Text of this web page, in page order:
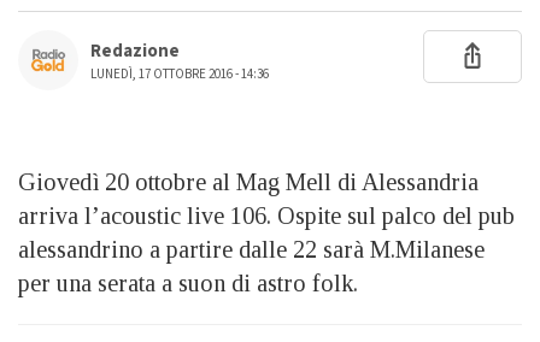
Redazione
LUNEDÌ, 17 OTTOBRE 2016 - 14:36
Giovedì 20 ottobre al Mag Mell di Alessandria
arriva l’acoustic live 106. Ospite sul palco del pub
alessandrino a partire dalle 22 sarà M.Milanese
per una serata a suon di astro folk.